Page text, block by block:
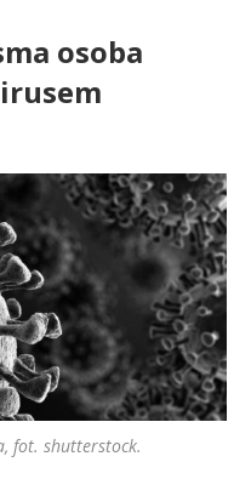
osoba
fot. shutterstock.